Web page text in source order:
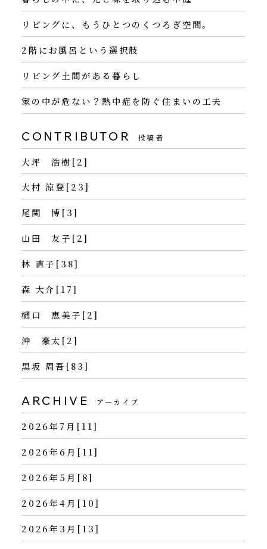
リビングに、もうひとつのくつろぎ空間。
2階にお風呂という選択肢
リビング土間がある暮らし
家の中が危ない？熱中症を防ぐ住まいの工夫
CONTRIBUTOR 投稿者
大坪 浩樹[2]
大村 涼登[23]
尾関 博[3]
山田 友子[2]
林 直子[38]
森 大介[17]
樋口 恵美子[2]
沖 豪太[2]
黒坂 周吾[83]
ARCHIVE アーカイブ
2026年7月[11]
2026年6月[11]
2026年5月[8]
2026年4月[10]
2026年3月[13]